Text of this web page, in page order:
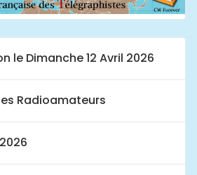
le Dimanche 12 Avril 2026
Radioamateurs